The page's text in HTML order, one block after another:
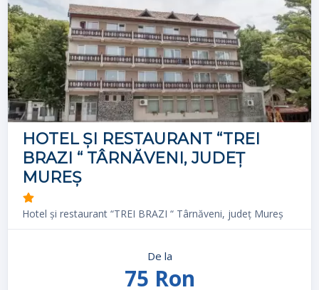
HOTEL ȘI RESTAURANT “TREI
BRAZI “ TÂRNĂVENI, JUDEȚ
MUREȘ
Hotel și restaurant “TREI BRAZI “ Târnăveni, județ Mureș
De la
75 Ron